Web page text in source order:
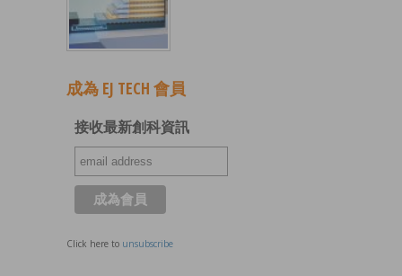
成為 EJ TECH 會員
接收最新創科資訊
Click here to unsubscribe